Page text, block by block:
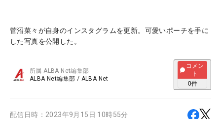
菅沼菜々が自身のインスタグラムを更新。可愛いポーチを手に
した写真を公開した。
所属ALBA Net編集部
ALBA Net編集部 / ALBA Net
コメン
ト
0件
配信日時： 2023年9月15日 10時55分